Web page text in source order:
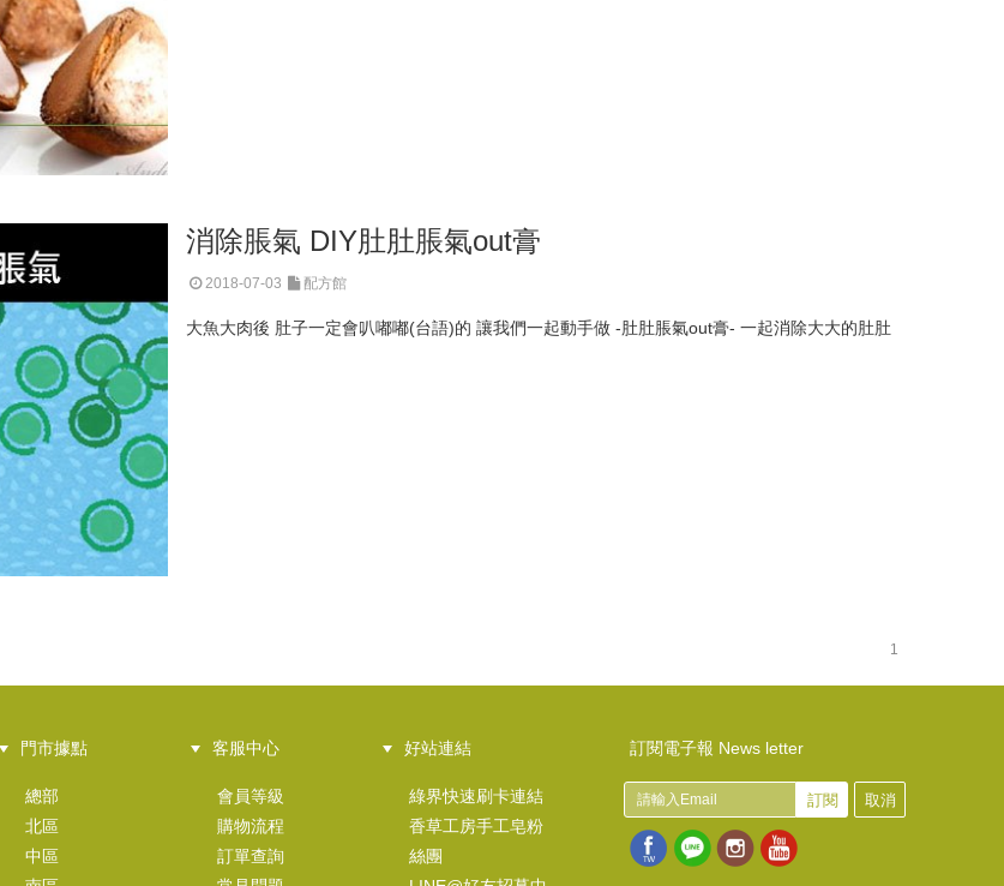
消除脹氣 DIY肚肚脹氣out膏
2018-07-03 配方館
大魚大肉後 肚子一定會叭嘟嘟(台語)的 讓我們一起動手做 -肚肚脹氣out膏- 一起消除大大的肚肚
1
門市據點
總部
北區
中區
客服中心
會員等級
購物流程
訂單查詢
好站連結
綠界快速刷卡連結
香草工房手工皂粉
絲團
訂閱電子報 News letter
訂閱 取消